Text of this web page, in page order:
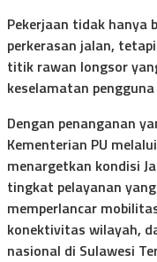
Pekerjaan tidak hanya
perkerasan jalan,
titik rawan longsor
keselamatan
Dengan penanganan
Kementerian PU
menargetkan kondisi
tingkat pelayanan
memperlancar
konektivitas wilayah,
nasional di Sulawesi